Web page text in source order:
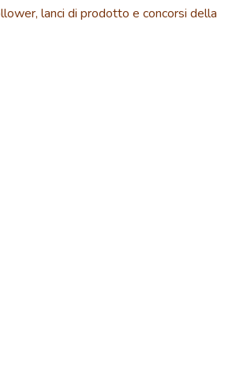
lanci di prodotto e concorsi della